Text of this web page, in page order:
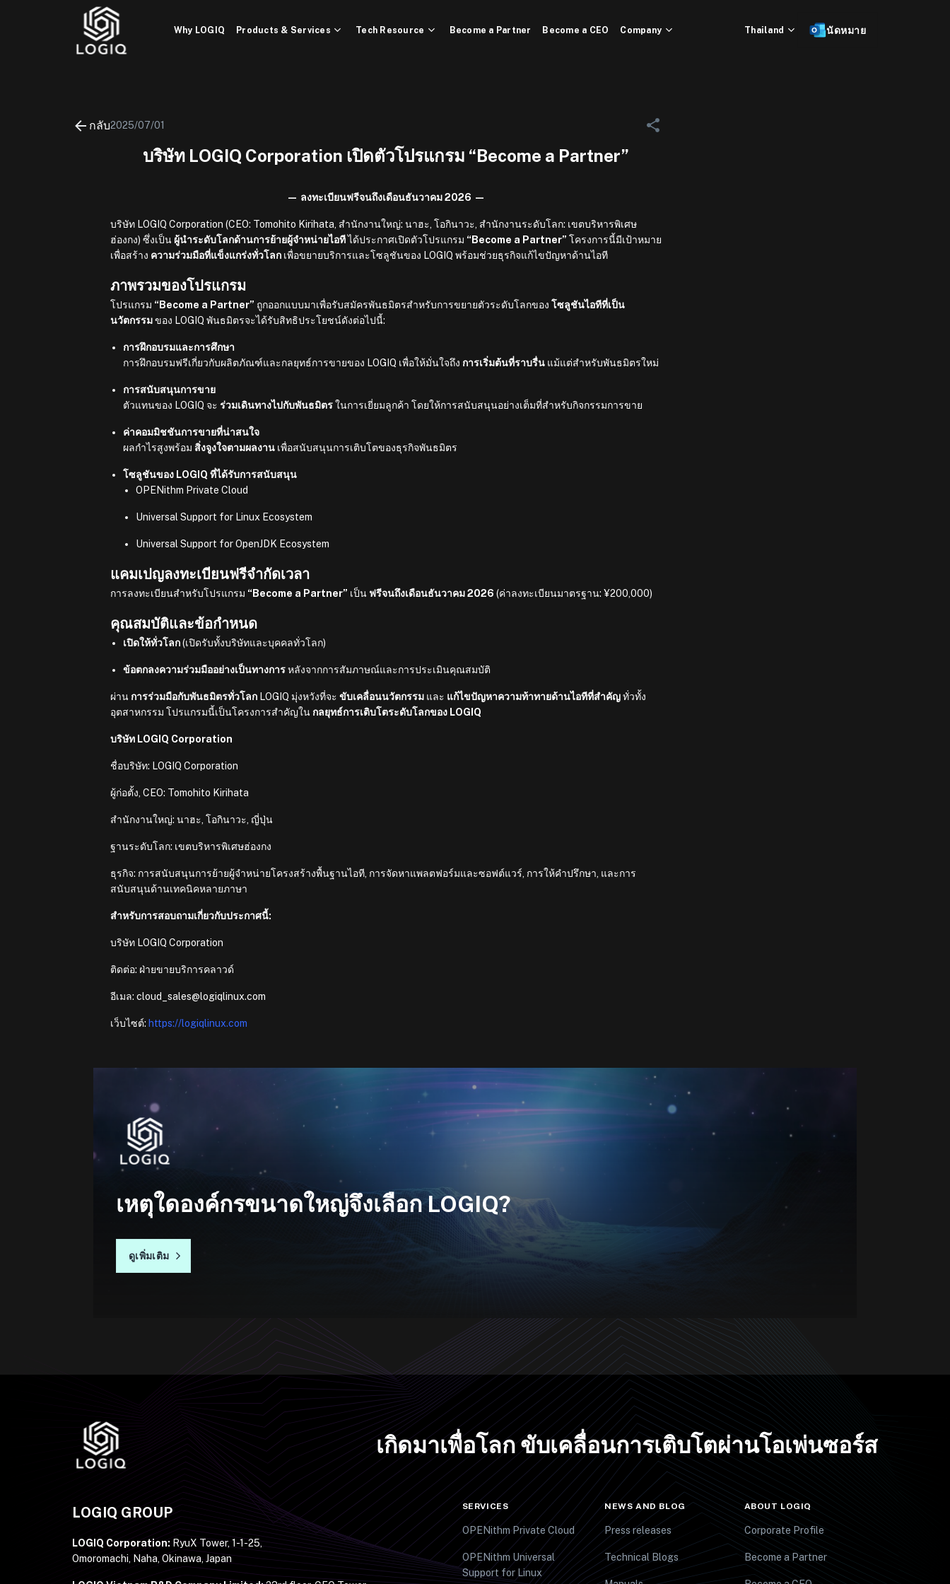
Why LOGIQ Products & Services Tech Resource Become a Partner Become a CEO Company Thailand นัดหมาย
กลับ2025/07/01
บริษัท LOGIQ Corporation เปิดตัวโปรแกรม “Become a Partner”
— ลงทะเบียนฟรีจนถึงเดือนธันวาคม 2026 —
บริษัท LOGIQ Corporation (CEO: Tomohito Kirihata, สำนักงานใหญ่: นาฮะ, โอกินาวะ, สำนักงานระดับโลก: เขตบริหารพิเศษ
ฮ่องกง) ซึ่งเป็น ผู้นำระดับโลกด้านการย้ายผู้จำหน่ายไอทีได้ประกาศเปิดตัวโปรแกรม “Become a Partner” โครงการนี้มีเป้าหมาย
เพื่อสร้าง ความร่วมมือที่แข็งแกร่งทั่วโลก เพื่อขยายบริการและโซลูชันของ LOGIQ พร้อมช่วยธุรกิจแก้ไขปัญหาด้านไอที
ภาพรวมของโปรแกรม
โปรแกรม “Become a Partner” ถูกออกแบบมาเพื่อรับสมัครพันธมิตรสำหรับการขยายตัวระดับโลกของ โซลูชันไอทีที่เป็น
นวัตกรรมของ LOGIQ พันธมิตรจะได้รับสิทธิประโยชน์ดังต่อไปนี้:
การฝึกอบรมและการศึกษา
การฝึกอบรมฟรีเกี่ยวกับผลิตภัณฑ์และกลยุทธ์การขายของ LOGIQ เพื่อให้มั่นใจถึง การเริ่มต้นที่ราบรื่น แม้แต่สำหรับพันธมิตรใหม่
การสนับสนุนการขาย
ตัวแทนของ LOGIQ จะร่วมเดินทางไปกับพันธมิตรในการเยี่ยมลูกค้า โดยให้การสนับสนุนอย่างเต็มที่สำหรับกิจกรรมการขาย
ค่าคอมมิชชันการขายที่น่าสนใจ
ผลกำไรสูงพร้อม สิ่งจูงใจตามผลงาน เพื่อสนับสนุนการเติบโตของธุรกิจพันธมิตร
โซลูชันของ LOGIQ ที่ได้รับการสนับสนุน
OPENithm Private Cloud
Universal Support for Linux Ecosystem
Universal Support for OpenJDK Ecosystem
แคมเปญลงทะเบียนฟรีจำกัดเวลา
การลงทะเบียนสำหรับโปรแกรม “Become a Partner” เป็น ฟรีจนถึงเดือนธันวาคม 2026 (ค่าลงทะเบียนมาตรฐาน: ¥200,000)
คุณสมบัติและข้อกำหนด
เปิดให้ทั่วโลก(เปิดรับทั้งบริษัทและบุคคลทั่วโลก)
ข้อตกลงความร่วมมืออย่างเป็นทางการหลังจากการสัมภาษณ์และการประเมินคุณสมบัติ
ผ่าน การร่วมมือกับพันธมิตรทั่วโลก LOGIQ มุ่งหวังที่จะ ขับเคลื่อนนวัตกรรม และ แก้ไขปัญหาความท้าทายด้านไอทีที่สำคัญทั่วทั้ง
อุตสาหกรรม โปรแกรมนี้เป็นโครงการสำคัญใน กลยุทธ์การเติบโตระดับโลกของ LOGIQ
บริษัท LOGIQ Corporation
ชื่อบริษัท: LOGIQ Corporation
ผู้ก่อตั้ง, CEO: Tomohito Kirihata
สำนักงานใหญ่: นาฮะ, โอกินาวะ, ญี่ปุ่น
ฐานระดับโลก: เขตบริหารพิเศษฮ่องกง
ธุรกิจ: การสนับสนุนการย้ายผู้จำหน่ายโครงสร้างพื้นฐานไอที, การจัดหาแพลตฟอร์มและซอฟต์แวร์, การให้คำปรึกษา, และการ
สนับสนุนด้านเทคนิคหลายภาษา
สำหรับการสอบถามเกี่ยวกับประกาศนี้:
บริษัท LOGIQ Corporation
ติดต่อ: ฝ่ายขายบริการคลาวด์
อีเมล: cloud_sales@logiqlinux.com
เว็บไซต์: https://logiqlinux.com
เหตุใดองค์กรขนาดใหญ่จึงเลือก LOGIQ?
ดูเพิ่มเติม
เกิดมาเพื่อโลก ขับเคลื่อนการเติบโตผ่านโอเพ่นซอร์ส
LOGIQ GROUP
LOGIQ Corporation: RyuX Tower, 1-1-25,
Omoromachi, Naha, Okinawa, Japan
SERVICES
OPENithm Private Cloud
OPENithm Universal
Support for Linux
NEWS AND BLOG
Press releases
Technical Blogs
ABOUT LOGIQ
Corporate Profile
Become a Partner